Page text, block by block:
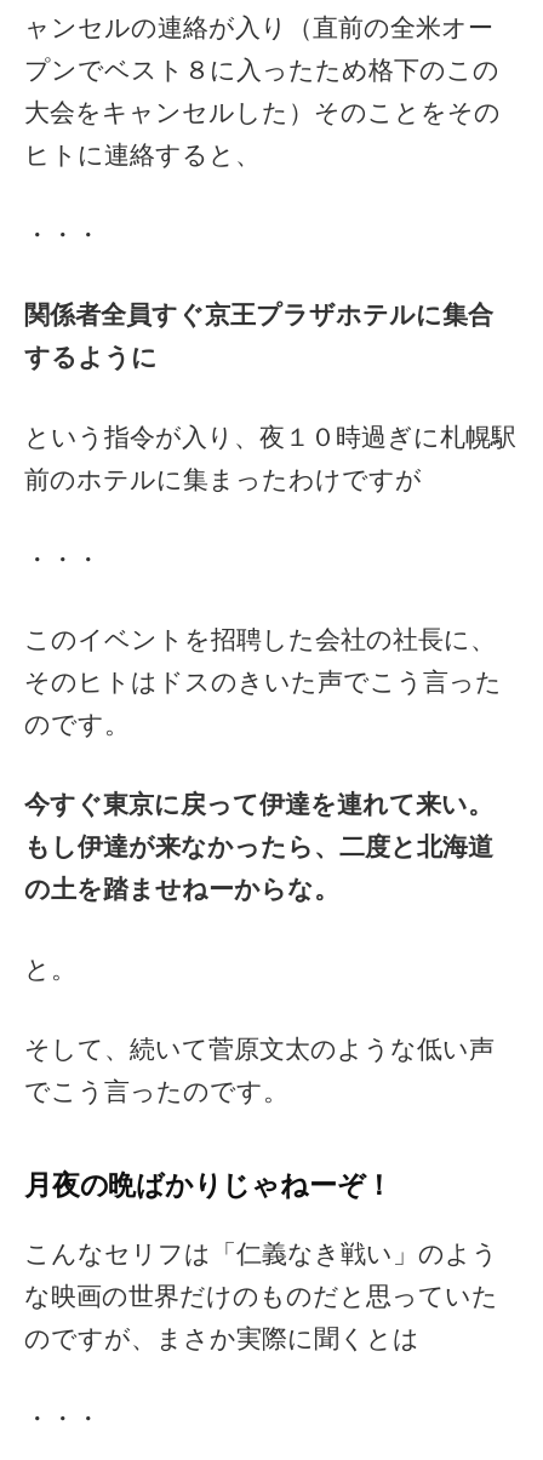
ャンセルの連絡が入り（直前の全米オー
プンでベスト８に入ったため格下のこの
大会をキャンセルした）そのことをその
ヒトに連絡すると、
・・・
関係者全員すぐ京王プラザホテルに集合
するように
という指令が入り、夜１０時過ぎに札幌駅
前のホテルに集まったわけですが
・・・
このイベントを招聘した会社の社長に、
そのヒトはドスのきいた声でこう言った
のです。
今すぐ東京に戻って伊達を連れて来い。
もし伊達が来なかったら、 二度と北海道
の土を踏ませねーからな。
と。
そして、続いて菅原文太のような低い声
でこう言ったのです。
月夜の晩ばかりじゃねーぞ！
こんなセリフは「仁義なき戦い」のよう
な映画の世界だけのものだと思っていた
のですが、まさか実際に聞くとは
・・・